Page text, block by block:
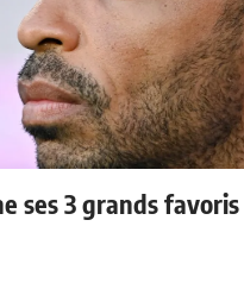
ses 3 grands